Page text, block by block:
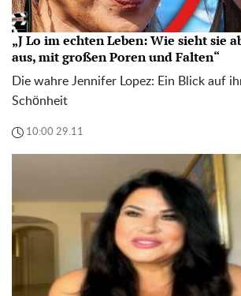
„J Lo im echten Leben: Wie sieht sie
aus, mit großen Poren und Falten“
Die wahre Jennifer Lopez: Ein Blick auf
Schönheit
10:00 29.11